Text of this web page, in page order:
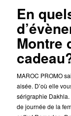
En
Montre
MAROC PROMO
aisée. D’où elle
sérigraphie Dakhla.
de journée de la